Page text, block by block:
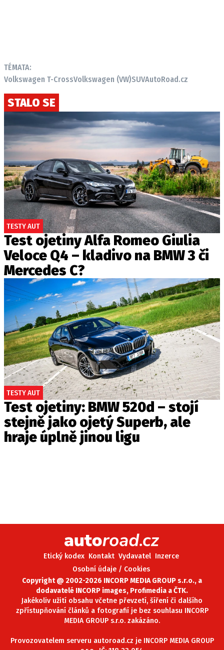
TÉMATA:
Volkswagen T-CrossVolkswagen (VW)SUVAutoRoad.cz
STALO SE
TESTY AUT
Test ojetiny Alfa Romeo Giulia
Veloce Q4 – kladivo na BMW 3 či
Mercedes C?
TESTY AUT
Test ojetiny: BMW 520d – stojí
stejně jako ojetý Superb, ale
hraje úplně jinou ligu
Etický kodex Kontakt Vydavatel Inzerce
Osobní údaje / Cookies
Copyright @ 2002-2026 INCORP MEDIA GROUP s.r.o., a
dodavatelé INCORP images, Profimedia a ČTK.
Jakékoliv užití obsahu včetne převzetí, šíření či dalšího
zpřístupňování článků a fotografií je bez souhlasu INCORP
MEDIA GROUP s.r.o. zakázáno.
Provozovatelem serveru autoroad.cz je INCORP MEDIA GROUP